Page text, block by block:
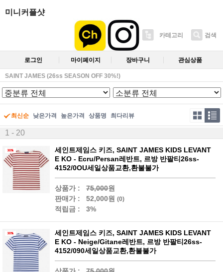
미니커플샷
카테고리 검색
로그인 마이페이지 장바구니 관심상품
SAINT JAMES (26ss SEASON OFF 30%!)
최신순 낮은가격 높은가격 상품명 최다리뷰
1 - 20
세인트제임스 키즈, SAINT JAMES KIDS LEVANT
E KO - Ecru/Persan레반트, 르방 반팔티26ss-
4152/0OU세일상품교환,환불불가
상품가 : 75,000원
판매가 :
52,000원 (0)
적립금 : 3%
세인트제임스 키즈, SAINT JAMES KIDS LEVANT
E KO - Neige/Gitane레반트, 르방 반팔티26ss-
4152/090세일상품교환,환불불가